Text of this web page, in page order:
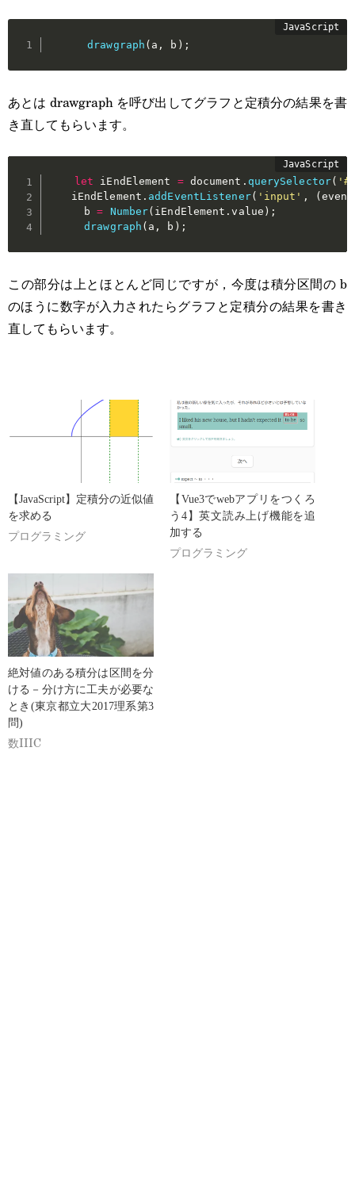
drawgraph ( a , b ) ;
あとは drawgraph を呼び出してグラフと定積分の結果を書
き直してもらいます。
let iEndElement = document . querySelector(
    iEndElement
. addEventListener( 'input' , ( event
      b
= Number( iEndElement .value ) ;
drawgraph ( a , b ) ;
この部分は上とほとんど同じですが，今度は積分区間の b
のほうに数字が入力されたらグラフと定積分の結果を書き
直してもらいます。
【JavaScript】定積分の近似値
を求める
プログラミング
【Vue3でwebアプリをつくろ
う4】英文読み上げ機能を追
加する
プログラミング
絶対値のある積分は区間を分
ける－分け方に工夫が必要な
とき(東京都立大2017理系第3
問)
数IIIC